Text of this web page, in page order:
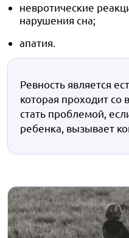
невротические
нарушения сна;
апатия.
Ревность является
которая проходит
стать проблемой,
ребенка, вызывает